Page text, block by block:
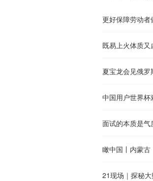
更好保障劳动
既易上火体质又
夏宝龙会见俄
面试的本质是气
瞰中国丨内蒙